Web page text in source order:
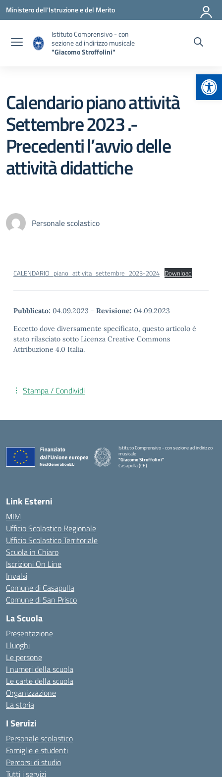
Vai ai contenuti
Vai al menu di navigazione
Vai al footer
Ministero dell'Istruzione e del Merito
Istituto Comprensivo - con
sezione ad indirizzo musicale
"Giacomo Stroffolini"
Calendario piano attività
Settembre 2023 .-
Precedenti l’avvio delle
attività didattiche
Personale scolastico
CALENDARIO_piano_attivita_settembre_2023-2024 Download
Pubblicato: 04.09.2023 - Revisione: 04.09.2023
Eccetto dove diversamente specificato, questo articolo è
stato rilasciato sotto Licenza Creative Commons
Attribuzione 4.0 Italia.
Stampa / Condividi
Istituto Comprensivo - con sezione ad indirizzo
musicale
"Giacomo Stroffolini"
Casapulla (CE)
Link Esterni
MIM
Ufficio Scolastico Regionale
Ufficio Scolastico Territoriale
Scuola in Chiaro
Iscrizioni On Line
Invalsi
Comune di Casapulla
Comune di San Prisco
La Scuola
Presentazione
I luoghi
Le persone
I numeri della scuola
Le carte della scuola
Organizzazione
La storia
I Servizi
Personale scolastico
Famiglie e studenti
Percorsi di studio
Tutti i servizi